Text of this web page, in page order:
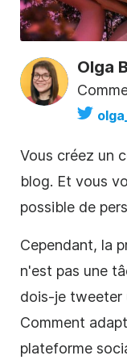
Olga
Vous créez un
blog. Et vous
possible de
Cependant, la
n'est pas une
dois-je tweeter
Comment
plateforme